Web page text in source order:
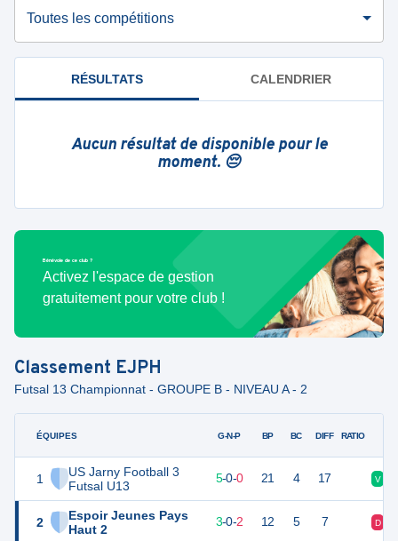
Toutes les compétitions
RÉSULTATS CALENDRIER
Aucun résultat de disponible pour le
moment. 😔
Bénévole de ce club ?
Activez l'espace de gestion
gratuitement pour votre club !
Classement EJPH
Futsal 13 Championnat - GROUPE B - NIVEAU A - 2
ÉQUIPES
1
US Jarny Football 3
Futsal U13
2
Espoir Jeunes Pays
Haut 2
G-N-P BP BC DIFF RATIO
20 5-0-0 21 4 17 V
14 5 3-0-2 12 5 7 D